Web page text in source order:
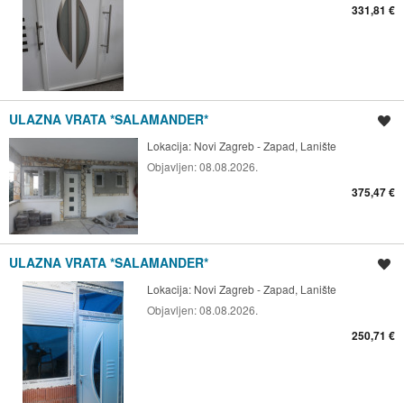
331,81 €
ULAZNA VRATA *SALAMANDER*
Lokacija: Novi Zagreb - Zapad, Lanište
Objavljen:08.08.2026.
375,47 €
ULAZNA VRATA *SALAMANDER*
Lokacija: Novi Zagreb - Zapad, Lanište
Objavljen:08.08.2026.
250,71 €